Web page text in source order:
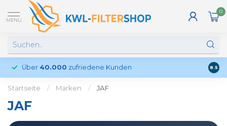
MENU
0
Über 40.000 zufriedene Kunden 8.5
Startseite / Marken / JAF
JAF